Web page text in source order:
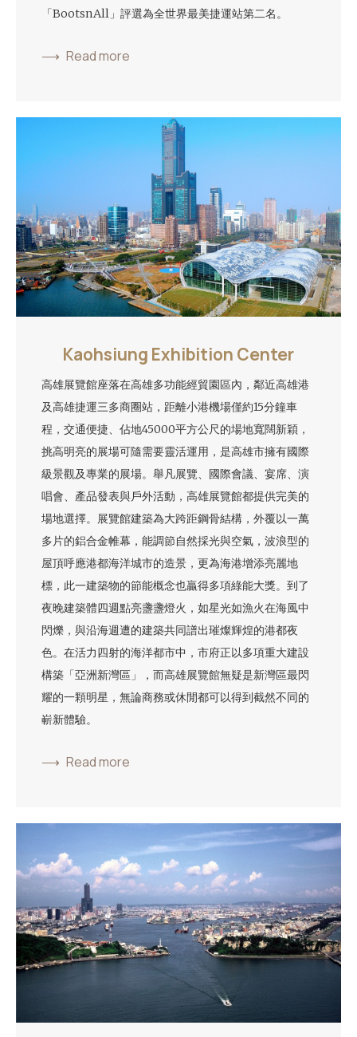
「BootsnAll」評選為全世界最美捷運站第二名。
Read more
Kaohsiung Exhibition Center
高雄展覽館座落在高雄多功能經貿園區內，鄰近高雄港
及高雄捷運三多商圈站，距離小港機場僅約15分鐘車
程，交通便捷、佔地45000平方公尺的場地寬闊新穎，
挑高明亮的展場可隨需要靈活運用，是高雄市擁有國際
級景觀及專業的展場。舉凡展覽、國際會議、宴席、演
唱會、產品發表與戶外活動，高雄展覽館都提供完美的
場地選擇。展覽館建築為大跨距鋼骨結構，外覆以一萬
多片的鋁合金帷幕，能調節自然採光與空氣，波浪型的
屋頂呼應港都海洋城市的造景，更為海港增添亮麗地
標，此一建築物的節能概念也贏得多項綠能大獎。到了
夜晚建築體四週點亮盞盞燈火，如星光如漁火在海風中
閃爍，與沿海週遭的建築共同譜出璀燦輝煌的港都夜
色。在活力四射的海洋都市中，市府正以多項重大建設
構築「亞洲新灣區」，而高雄展覽館無疑是新灣區最閃
耀的一顆明星，無論商務或休閒都可以得到截然不同的
嶄新體驗。
Read more